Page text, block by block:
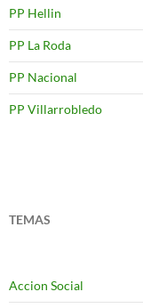
PP Hellin
PP La Roda
PP Nacional
PP Villarrobledo
TEMAS
Accion Social